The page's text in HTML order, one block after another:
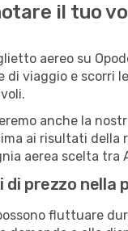
il tuo
aereo su
di viaggio e scorri
anche la
ai risultati della
aerea scelta tra
di prezzo nella
fluttuare